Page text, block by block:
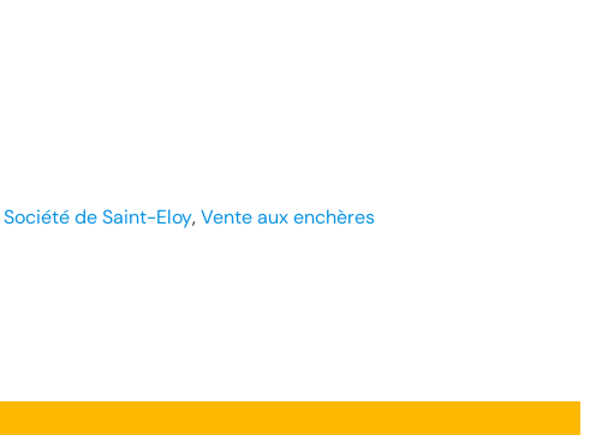
Société de Saint-Eloy, Vente aux enchères